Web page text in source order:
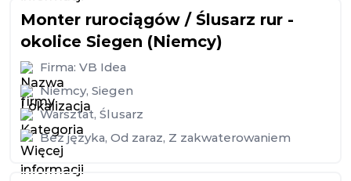
Monter rurociągów / Ślusarz rur -
okolice Siegen (Niemcy)
Firma: VB Idea
Niemcy, Siegen
Warsztat, Ślusarz
Bez języka, Od zaraz, Z zakwaterowaniem